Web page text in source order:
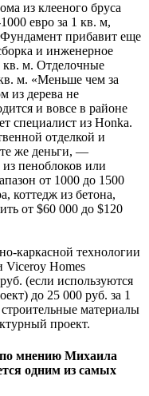
из клееного бруса
евро за 1 кв. м,
прибавит еще
и инженерное
м. Отделочные
м. «Меньше чем за
из дерева не
и вовсе в районе
специалист из Honka.
отделкой и
же деньги, —
пеноблоков или
от 1000 до 1500
коттедж из бетона,
от $60 000 до $120
каркасной технологии
Viceroy Homes
(если используются
до 25 000 руб. за 1
материалы
проект.
мнению Михаила
одним из самых